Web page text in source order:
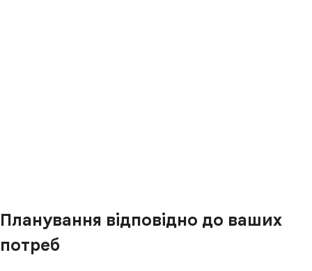
Планування відповідно до ваших
потреб